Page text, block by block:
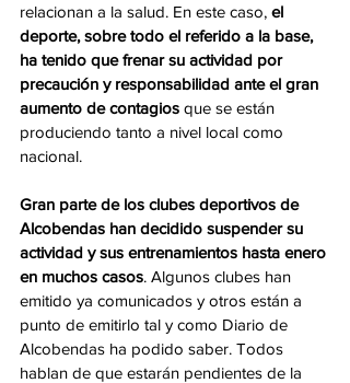
relacionan a la salud. En este caso, el
deporte, sobre todo el referido a la base,
ha tenido que frenar su actividad por
precaución y responsabilidad ante el gran
aumento de contagios que se están
produciendo tanto a nivel local como
nacional.
Gran parte de los clubes deportivos de
Alcobendas han decidido suspender su
actividad y sus entrenamientos hasta enero
en muchos casos. Algunos clubes han
emitido ya comunicados y otros están a
punto de emitirlo tal y como Diario de
Alcobendas ha podido saber. Todos
hablan de que estarán pendientes de la